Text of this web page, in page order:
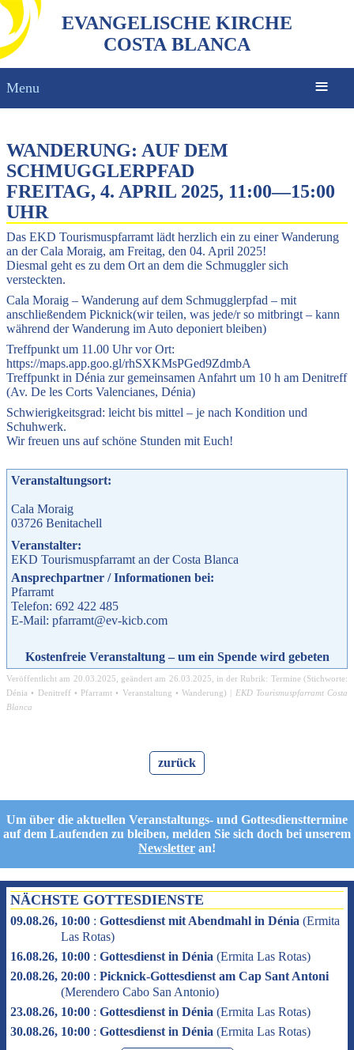
EVANGELISCHE KIRCHE
COSTA BLANCA
Menu
WANDERUNG: AUF DEM
SCHMUGGLERPFAD
FREITAG, 4. APRIL 2025, 11:00—15:00
UHR
Das EKD Tourismuspfarramt lädt herzlich ein zu einer Wanderung
an der Cala Moraig, am Freitag, den 04. April 2025!
Diesmal geht es zu dem Ort an dem die Schmuggler sich
versteckten.
Cala Moraig – Wanderung auf dem Schmugglerpfad – mit
anschließendem Picknick(wir teilen, was jede/r so mitbringt – kann
während der Wanderung im Auto deponiert bleiben)
Treffpunkt um 11.00 Uhr vor Ort:
https://maps.app.goo.gl/rhSXKMsPGed9ZdmbA
Treffpunkt in Dénia zur gemeinsamen Anfahrt um 10 h am Denitreff
(Av. De les Corts Valencianes, Dénia)
Schwierigkeitsgrad: leicht bis mittel – je nach Kondition und
Schuhwerk.
Wir freuen uns auf schöne Stunden mit Euch!
Veranstaltungsort:
Cala Moraig
03726 Benitachell
Veranstalter:
EKD Tourismuspfarramt an der Costa Blanca
Ansprechpartner / Informationen bei:
Pfarramt
Telefon: 692 422 485
E-Mail: pfarramt@ev-kicb.com
Kostenfreie Veranstaltung – um ein Spende wird gebeten
Veröffentlicht am 20.03.2025 , geändert am 26.03.2025 , in der Rubrik: Termine(Stichworte:
Dénia • Denitreff• Pfarramt • Veranstaltung • Wanderung) | EKD Tourismuspfarramt Costa
Blanca
zurück
Um über die aktuellen Veranstaltungs- und Gottesdiensttermine
auf dem Laufenden zu bleiben, melden Sie sich doch bei unserem
Newsletter an!
NÄCHSTE GOTTESDIENSTE
09.08.26, 10:00 : Gottesdienst mit Abendmahl in Dénia (Ermita
Las Rotas)
16.08.26, 10:00 : Gottesdienst in Dénia (Ermita Las Rotas)
20.08.26, 20:00 : Picknick-Gottesdienst am Cap Sant Antoni
(Merendero Cabo San Antonio)
23.08.26, 10:00 : Gottesdienst in Dénia (Ermita Las Rotas)
30.08.26, 10:00 : Gottesdienst in Dénia (Ermita Las Rotas)